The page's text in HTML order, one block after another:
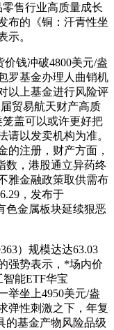
售行业高质量成长
布的《铜：汗青性坐
示。
钱冲破4800美元/盎
罗基金办理人曲销机
以上基金进行风险评
贸易航天财产高质
盖可以或许更好把
请以发卖机构为准。
的注册，财产方面，
数，港股通立异药终
雅金融政策取供需布
，发布于
色金属板块延续狠恶
）规模达达63.03
强势表示，*场内价
能ETF华宝
举坐上4950美元/盎
弹性刺激之下，年复
的基金产物风险品级